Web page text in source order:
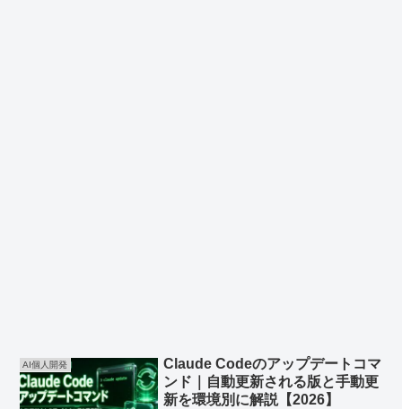
AI個人開発
Claude Codeのアップデートコマ
ンド｜自動更新される版と手動更
新を環境別に解説【2026】